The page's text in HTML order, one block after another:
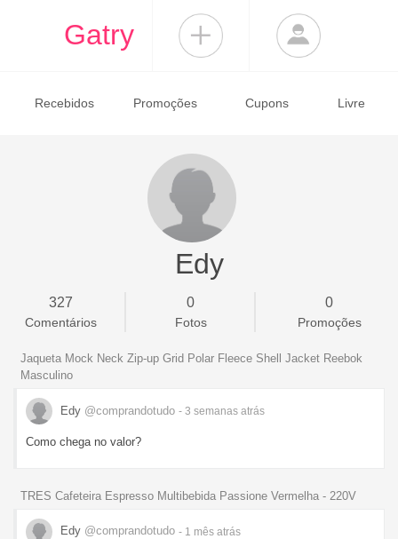
Gatry
Recebidos Promoções Cupons Livre
Edy
327
Comentários
0
Fotos
0
Promoções
Jaqueta Mock Neck Zip-up Grid Polar Fleece Shell Jacket Reebok
Masculino
Edy @comprandotudo - 3 semanas atrás
Como chega no valor?
TRES Cafeteira Espresso Multibebida Passione Vermelha - 220V
Edy @comprandotudo - 1 mês atrás